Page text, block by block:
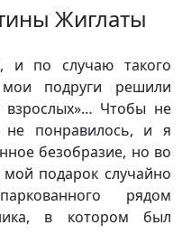
Жиглаты
по случаю такого
мои подруги решили
взрослых»… Чтобы не
не понравилось, и я
безобразие, но во
подарок случайно
рядом
в котором был